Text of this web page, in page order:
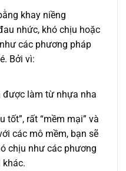
khay niềng
nhức, khó chịu hoặc
các phương pháp
Bởi vì:
được làm từ nhựa nha
tốt”, rất “mềm mại” và
các mô mềm, bạn sẽ
chịu như các phương
khác.